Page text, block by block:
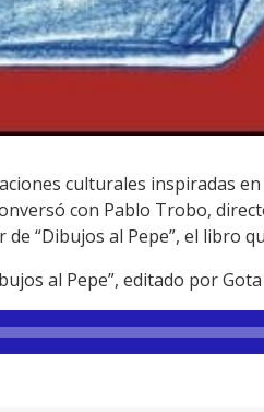
culturales inspiradas
con Pablo Trobo,
“Dibujos al Pepe”, el libro
al Pepe”, editado por Gota